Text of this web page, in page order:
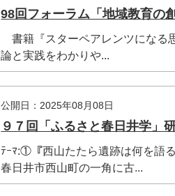
98回フォーラム「地域教育の
書籍『スターペアレンツになる
論と実践をわかりや...
公開日：2025年08月08日
９７回「ふるさと春日井学」
ﾃｰﾏ:①『西山たたら遺跡は何を語
春日井市西山町の一角に古...